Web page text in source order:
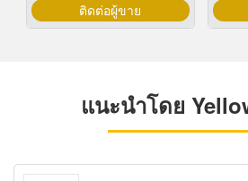
ติดต่อผู้ขาย
แนะนำโดย